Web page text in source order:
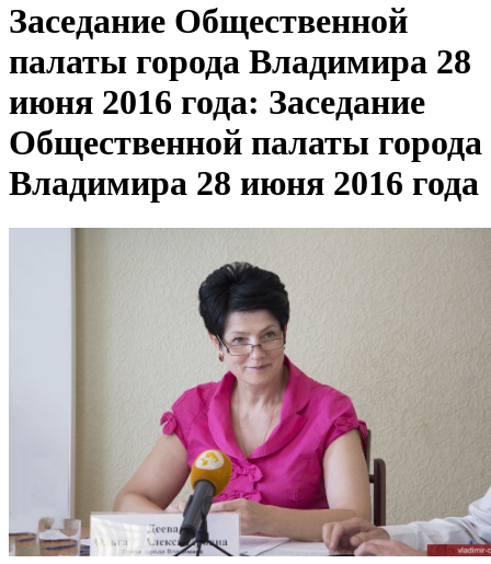
Заседание Общественной
палаты города Владимира 28
июня 2016 года: Заседание
Общественной палаты города
Владимира 28 июня 2016 года